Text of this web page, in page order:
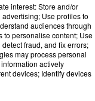
interest: Store and/or
Use profiles to
audiences through
to personalise content; Use
fraud, and fix errors;
may process personal
actively
devices; Identify devices